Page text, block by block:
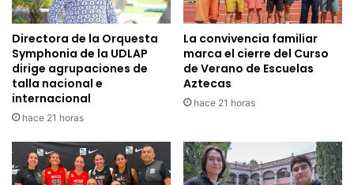
Directora de la Orquesta
Symphonia de la UDLAP
dirige agrupaciones de
talla nacional e
internacional
hace 21 horas
La convivencia familiar
marca el cierre del Curso
de Verano de Escuelas
Aztecas
hace 21 horas